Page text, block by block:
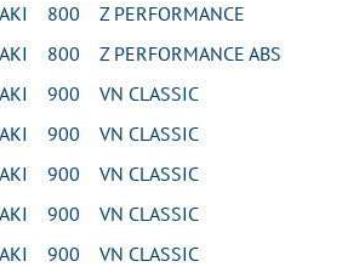
800 Z PERFORMANCE
800 Z PERFORMANCE ABS
900 VN CLASSIC
900 VN CLASSIC
900 VN CLASSIC
900 VN CLASSIC
900 VN CLASSIC